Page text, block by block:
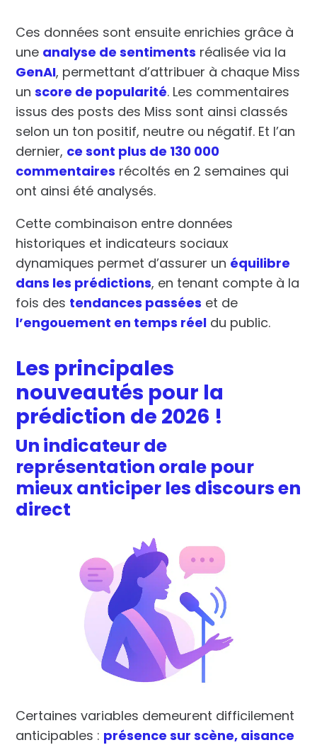
Ces données sont ensuite enrichies grâce à
une analyse de sentiments réalisée via la
GenAI, permettant d’attribuer à chaque Miss
unscore de popularité. Les commentaires
issus des posts des Miss sont ainsi classés
selon un ton positif, neutre ou négatif. Et l’an
dernier, ce sont plus de 130 000
commentaires récoltés en 2 semaines qui
ont ainsi été analysés.
Cette combinaison entre données
historiques et indicateurs sociaux
dynamiques permet d’assurer un équilibre
dans les prédictions, en tenant compte à la
fois des tendances passées et de
l’engouement en temps réel du public.
Les principales
nouveautés pour la
prédiction de 2026 !
Un indicateur de
représentation orale pour
mieux anticiper les discours en
direct
Certaines variables demeurent difficilement
anticipables : présence sur scène, aisance